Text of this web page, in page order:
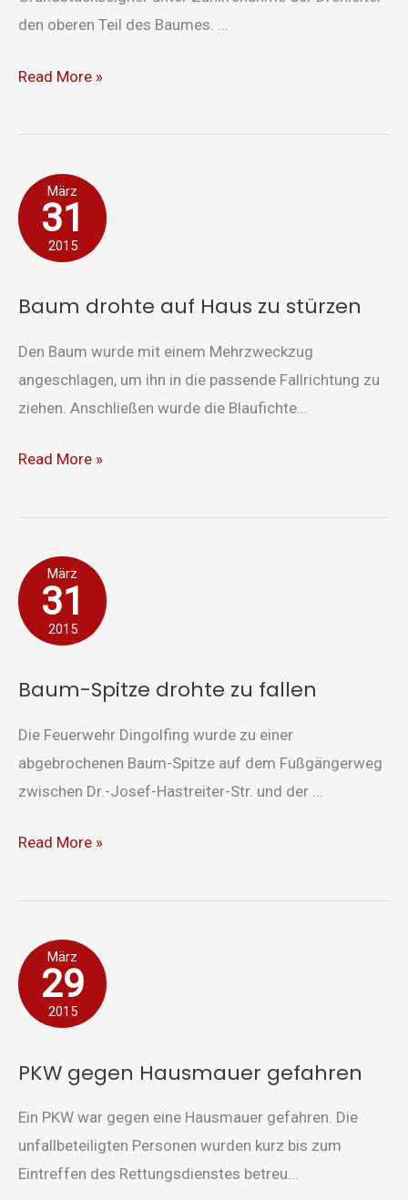
den oberen Teil des Baumes. ...
Read More »
März
31
2015
Baum drohte auf Haus zu stürzen
Den Baum wurde mit einem Mehrzweckzug
angeschlagen, um ihn in die passende Fallrichtung zu
ziehen. Anschließen wurde die Blaufichte...
Baum
drohte
auf
zu
Read More »
März
31
2015
Baum-Spitze drohte zu fallen
Die Feuerwehr Dingolfing wurde zu einer
abgebrochenen Baum-Spitze auf dem Fußgängerweg
zwischen Dr.-Josef-Hastreiter-Str. und der ...
Baum-
Spitze
drohte
fallen
Read More »
März
29
2015
PKW gegen Hausmauer gefahren
Ein PKW war gegen eine Hausmauer gefahren. Die
unfallbeteiligten Personen wurden kurz bis zum
Eintreffen des Rettungsdienstes betreu...
PKW
gegen
Hausmauer